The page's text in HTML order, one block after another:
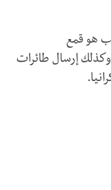
هو قمع
إرسال طائرات